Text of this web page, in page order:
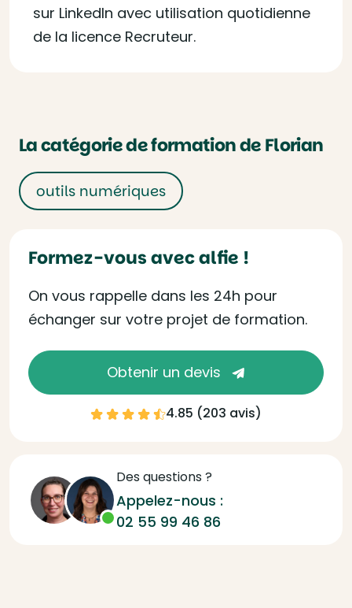
sur LinkedIn avec utilisation quotidienne
de la licence Recruteur.
La catégorie de formation de Florian
outils numériques
Formez-vous avec alfie !
On vous rappelle dans les 24h pour
échanger sur votre projet de formation.
Obtenir un devis
4.85 (203 avis)
Des questions ?
Appelez-nous :
02 55 99 46 86